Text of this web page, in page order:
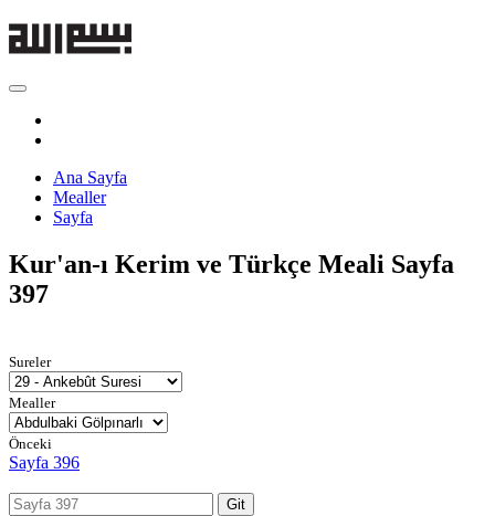
Ana Sayfa
Mealler
Sayfa
Kur'an-ı Kerim ve Türkçe Meali Sayfa
397
Sureler
Mealler
Önceki
Sayfa 396
Git